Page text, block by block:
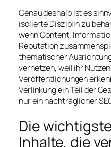
Genau deshalb ist es
isolierte Disziplin zu
wenn Content,
Reputation
thematischer
vernetzen, weil ihr
Veröffentlichungen
Verlinkung ein Teil der
nur ein nachträglicher
Die
Inhalte, die